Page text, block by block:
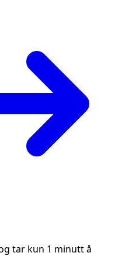
tar kun 1 minutt å